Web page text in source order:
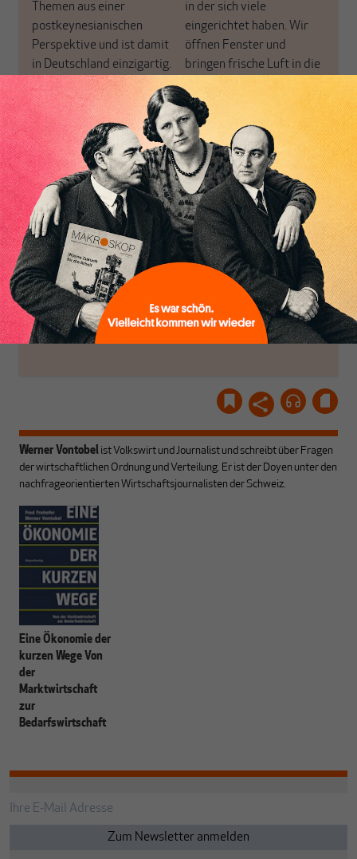
Inhaltsverzeichnis
Themen aus einer
postkeynesianischen
Perspektive und ist damit
in Deutschland einzigartig.
MAKROSKOP steht für
das große Ganze. Wir
haben einen Blick auf
Geld, Wirtschaft und
Politik, den Sie so
woanders nicht finden.
Dabei leben wir von
unseren Autoren, ihren
Recherchen, ihrem Wissen
und ihrem Enthusiasmus.
Gemeinsam scheren wir
aus den schmaler
werdenden Leitplanken
des Denkens aus.
in der sich viele
eingerichtet haben. Wir
öffnen Fenster und
bringen frische Luft in die
engen und verstaubten
Debattenräume.
Brauchen Sie auch frische
Luft? Dann folgen Sie
einfach dem Button.
ABONNIEREN SIE
MAKROSKOP
Schon Abonnent? Dann
hier einloggen!
Werner Vontobel ist Volkswirt und Journalist und schreibt über Fragen
der wirtschaftlichen Ordnung und Verteilung. Er ist der Doyen unter den
nachfrageorientierten Wirtschaftsjournalisten der Schweiz.
Eine Ökonomie der
kurzen Wege Von
der
Marktwirtschaft
zur
Bedarfswirtschaft